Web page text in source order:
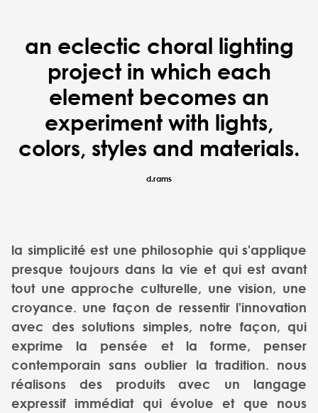
an eclectic choral lighting
project in which each
element becomes an
experiment with lights,
colors, styles and materials.
d.rams
la simplicité est une philosophie qui s'applique
presque toujours dans la vie et qui est avant
tout une approche culturelle, une vision, une
croyance. une façon de ressentir l'innovation
avec des solutions simples, notre façon, qui
exprime la pensée et la forme, penser
contemporain sans oublier la tradition. nous
réalisons des produits avec un langage
expressif immédiat qui évolue et que nous